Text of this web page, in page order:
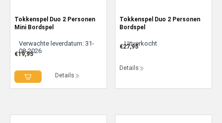
Tokkenspel Duo 2 Personen
Mini Bordspel
Verwachte leverdatum: 31-
08-2026
€19,95
Details
Tokkenspel Duo 2 Personen
Bordspel
Uitverkocht
€27,95
Details